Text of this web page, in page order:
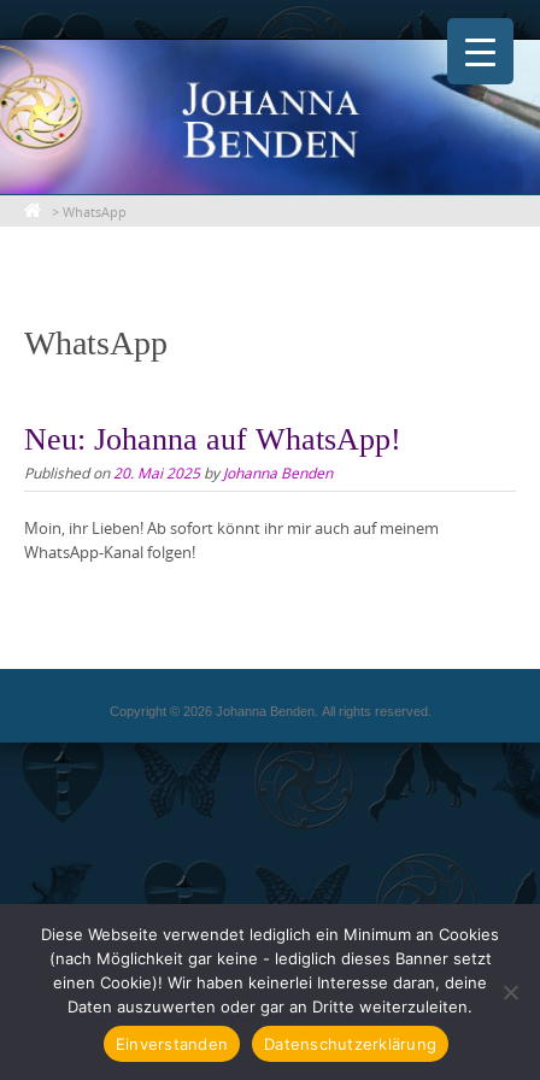
Skip
to
content
> WhatsApp
WhatsApp
Neu: Johanna auf WhatsApp!
Published on20. Mai 2025byJohanna Benden
Moin, ihr Lieben! Ab sofort könnt ihr mir auch auf meinem
WhatsApp-Kanal folgen!
Copyright © 2026 Johanna Benden. All rights reserved.
Diese Webseite verwendet lediglich ein Minimum an Cookies
(nach Möglichkeit gar keine - lediglich dieses Banner setzt
einen Cookie)! Wir haben keinerlei Interesse daran, deine
Daten auszuwerten oder gar an Dritte weiterzuleiten.
Einverstanden
Datenschutzerklärung